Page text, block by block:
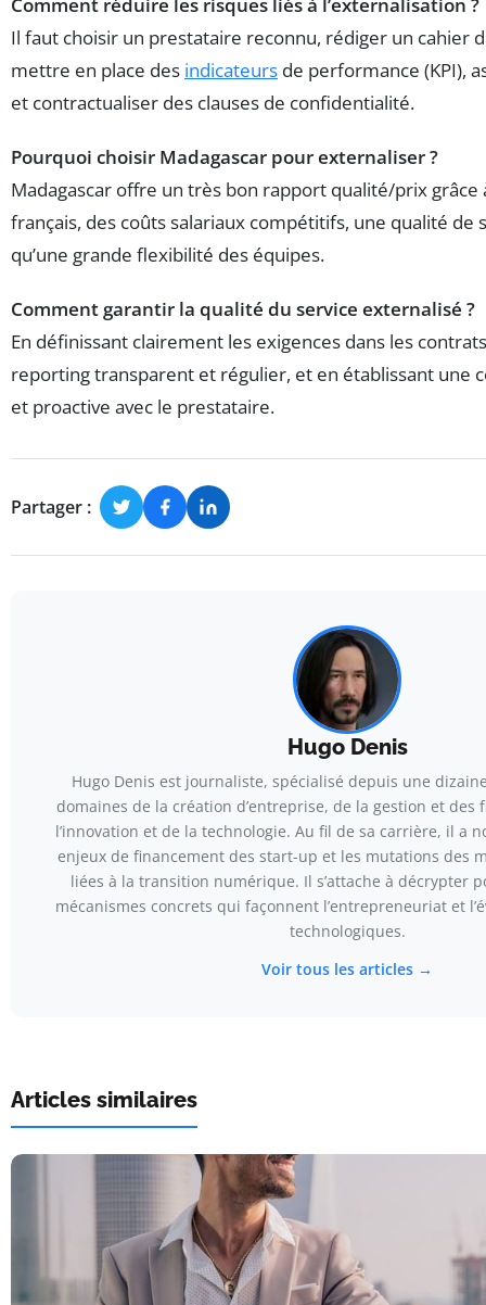
Comment réduire les risques liés à l’externalisation ?
Il faut choisir un prestataire reconnu, rédiger un cahier
mettre en place des indicateurs de performance (KPI),
et contractualiser des clauses de confidentialité.
Pourquoi choisir Madagascar pour externaliser ?
Madagascar offre un très bon rapport qualité/prix grâce
français, des coûts salariaux compétitifs, une qualité de
qu’une grande flexibilité des équipes.
Comment garantir la qualité du service externalisé ?
En définissant clairement les exigences dans les
reporting transparent et régulier, et en établissant une
et proactive avec le prestataire.
Partager :
Hugo Denis
Hugo Denis est journaliste, spécialisé depuis une
domaines de la création d’entreprise, de la gestion et des
l’innovation et de la technologie. Au fil de sa carrière, il a
enjeux de financement des start-up et les mutations des
liées à la transition numérique. Il s’attache à décrypter
mécanismes concrets qui façonnent l’entrepreneuriat et
technologiques.
Voir tous les articles →
Articles similaires